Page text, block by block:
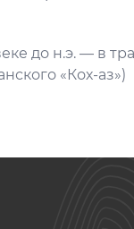
до н.э. — в
«Кох-аз»)